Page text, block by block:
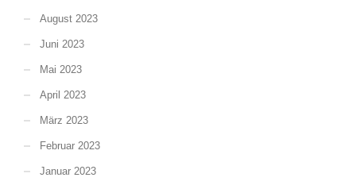
August 2023
Juni 2023
Mai 2023
April 2023
März 2023
Februar 2023
Januar 2023